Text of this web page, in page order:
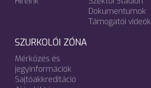
Dokumentumok
Támogatói videók
SZURKOLÓI ZÓNA
Mérkőzés és
jegyinformációk
Sajtóakkreditáció